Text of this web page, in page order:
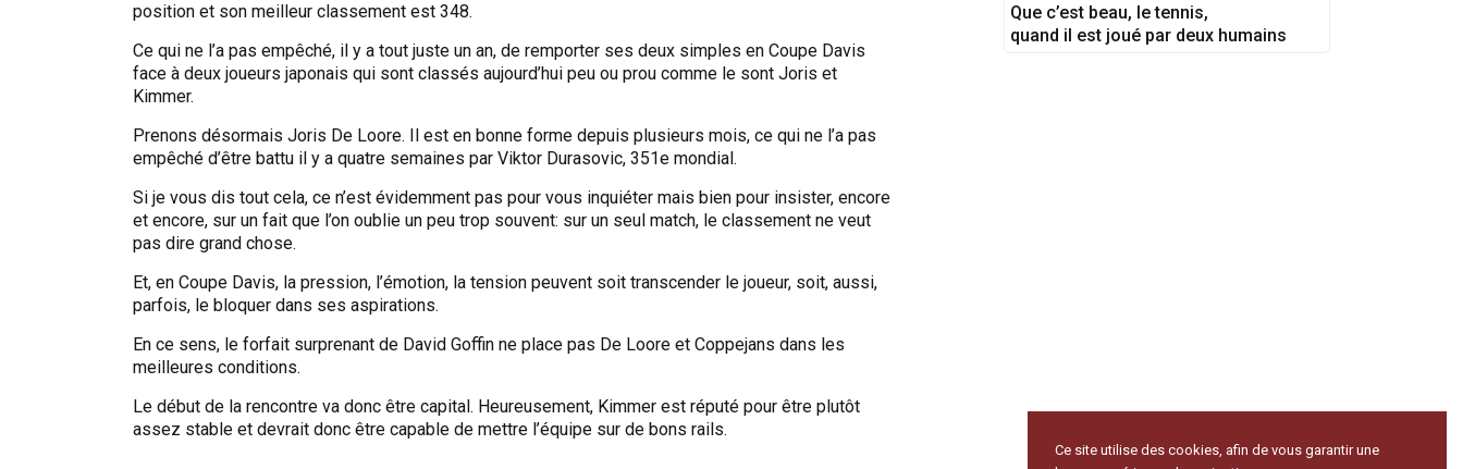
position et son meilleur classement est 348.
Ce qui ne l’a pas empêché, il y a tout juste un an, de remporter ses deux simples en Coupe Davis
face à deux joueurs japonais qui sont classés aujourd’hui peu ou prou comme le sont Joris et
Kimmer.
Prenons désormais Joris De Loore. Il est en bonne forme depuis plusieurs mois, ce qui ne l’a pas
empêché d’être battu il y a quatre semaines par Viktor Durasovic, 351e mondial.
Si je vous dis tout cela, ce n’est évidemment pas pour vous inquiéter mais bien pour insister, encore
et encore, sur un fait que l’on oublie un peu trop souvent: sur un seul match, le classement ne veut
pas dire grand chose.
Et, en Coupe Davis, la pression, l’émotion, la tension peuvent soit transcender le joueur, soit, aussi,
parfois, le bloquer dans ses aspirations.
En ce sens, le forfait surprenant de David Goffin ne place pas De Loore et Coppejans dans les
meilleures conditions.
Le début de la rencontre va donc être capital. Heureusement, Kimmer est réputé pour être plutôt
assez stable et devrait donc être capable de mettre l’équipe sur de bons rails.
Que c’est beau, le tennis,
quand il est joué par deux humains
Ce site utilise des cookies, afin de vous garantir une